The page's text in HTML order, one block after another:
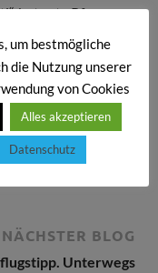
betonte Pfarrer
Geschenk. „Bei
gab Pfarrer
Überblick
2022.
NÄCHSTER BLOG
Unterwegs
um bestmögliche
die Nutzung unserer
von Cookies
Alles akzeptieren
Datenschutz